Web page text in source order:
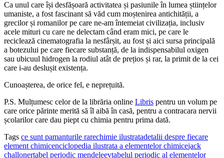
Ca unul care își desfășoară activitatea și pasiunile în lumea științelor
umaniste, a fost fascinant să văd cum moștenirea antichității, a
grecilor și romanilor pe care ne-am întemeiat civilizația, inclusiv
acele mituri cu care ne delectam când eram mici, pe care le
reciclează cinematografia la nesfârșit, au fost și aici sursa principală
a botezului pe care fiecare substanță, de la indispensabilul oxigen
sau ubicuul hidrogen la rodiul atât de prețios și rar, la primit de la cei
care i-au deslușit existența.
Cunoașterea, de orice fel, e neprețuită.
P.S. Mulțumesc celor de la librăria online Libris pentru un volum pe
care orice părinte merită să îl aibă în casă, pentru a contracara nervii
școlarilor care dau piept cu chimia pentru prima dată.
Tags ce sunt pamanturile rarechimie ilustratadetalii despre fiecare
element chimicenciclopedia ilustrata a elementelor chimicejack
challonertabel periodic mendeleevtabelul periodic al elementelor